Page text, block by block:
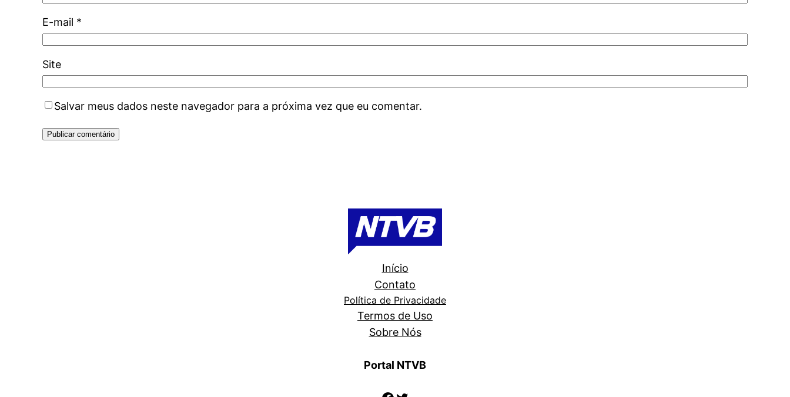
E-mail *
Site
Salvar meus dados neste navegador para a próxima vez que eu comentar.
Início
Contato
Política de Privacidade
Termos de Uso
Sobre Nós
Portal NTVB